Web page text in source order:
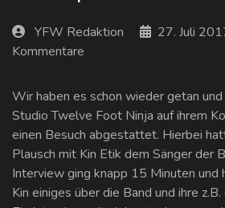
Log Out
YFW Redaktion 27. Juli
Kommentare
Wir haben es schon wieder getan
Studio Twelve Foot Ninja auf ihrem
einen Besuch abgestattet. Hierbei
Plausch mit Kin Etik dem Sänger der
Interview ging knapp 15 Minuten und
Kin einiges über die Band und ihre